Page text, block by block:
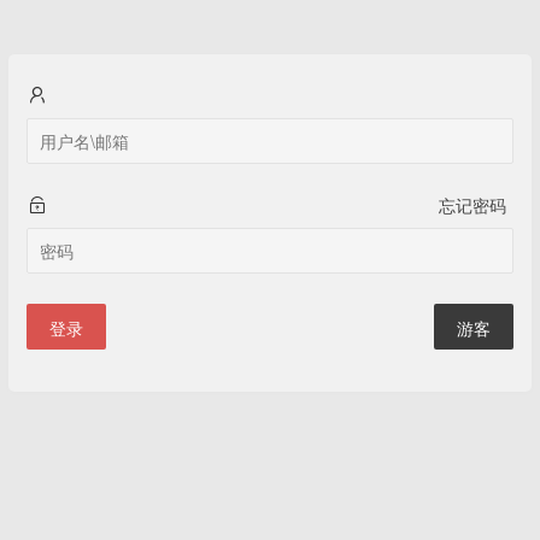
忘记密码
登录 游客